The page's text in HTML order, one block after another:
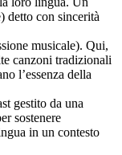
detto con sincerità
musicale). Qui,
canzoni tradizionali
l’essenza della
gestito da una
sostenere
in un contesto